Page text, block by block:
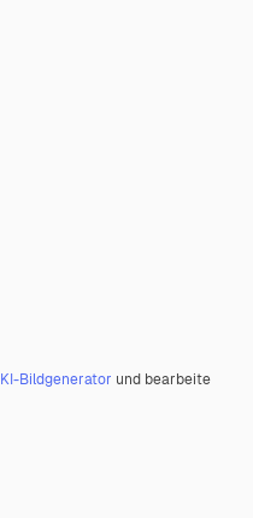
KI-Bildgenerator und bearbeite